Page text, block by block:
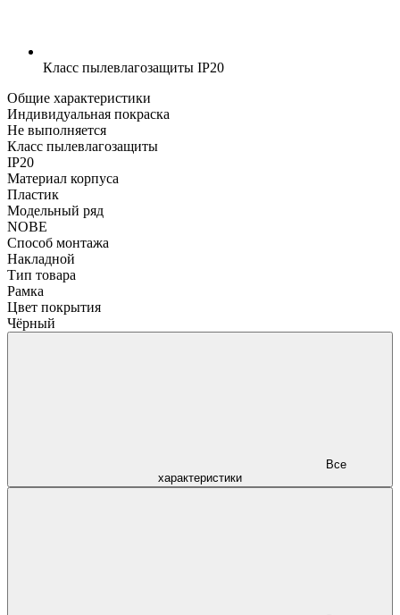
Класс пылевлагозащиты IP20
Общие характеристики
Индивидуальная покраска
Не выполняется
Класс пылевлагозащиты
IP20
Материал корпуса
Пластик
Модельный ряд
NOBE
Способ монтажа
Накладной
Тип товара
Рамка
Цвет покрытия
Чёрный
характеристики